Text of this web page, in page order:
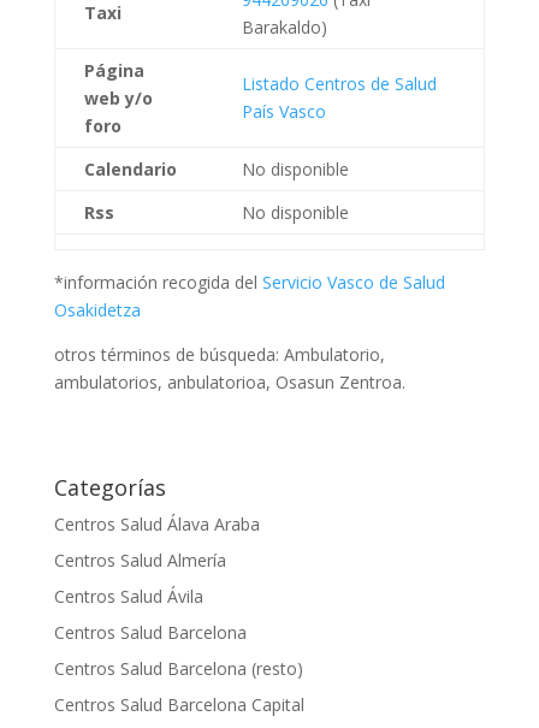
Taxi
Barakaldo)
Página
weby/o
foro
Listado Centros de Salud
País Vasco
Calendario
No disponible
Rss
No disponible
*información recogida del Servicio Vasco de Salud
Osakidetza
otros términos de búsqueda: Ambulatorio,
ambulatorios, anbulatorioa, Osasun Zentroa.
Categorías
Centros Salud Álava Araba
Centros Salud Almería
Centros Salud Ávila
Centros Salud Barcelona
Centros Salud Barcelona (resto)
Centros Salud Barcelona Capital